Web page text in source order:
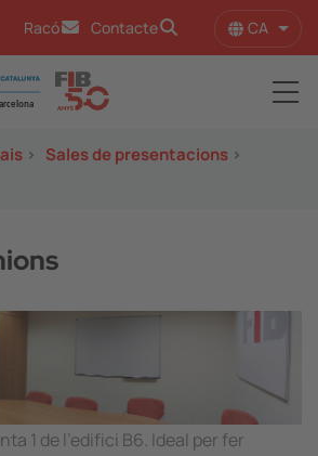
Racó Contacte CA
> Sales de presentacions >
1 de l'edifici B6. Ideal per fer